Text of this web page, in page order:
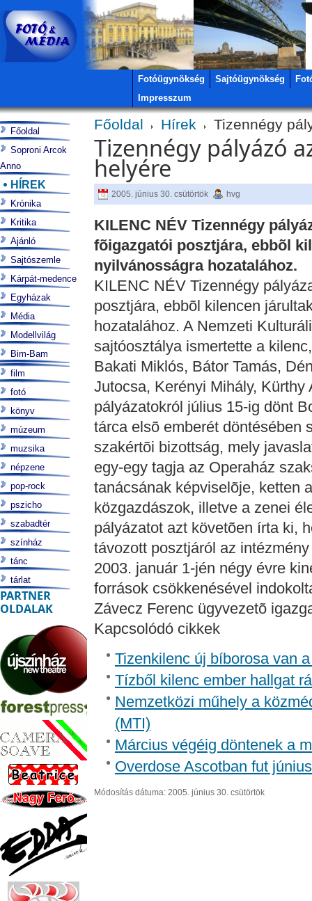
Fotóügynökség Sajtóügynökség
Impresszum
Főoldal Hírek Tizennégy
Tizennégy pályázó
helyére
2005. június 30. csütörtök hvg
KILENC NÉV Tizennégy
fõigazgatói posztjára, ebbõl
nyilvánosságra hozatalához.
KILENC NÉV Tizennégy
posztjára, ebbõl kilencen
hozatalához. A Nemzeti
sajtóosztálya ismertette a
Bakati Miklós, Bátor Tamás,
Jutocsa, Kerényi Mihály,
pályázatokról július 15-ig dönt
tárca elsõ emberét döntésében
szakértõi bizottság, mely
egy-egy tagja az Operaház
tanácsának képviselõje, ketten
közgazdászok, illetve a zenei
pályázatot azt követõen írta ki,
távozott posztjáról az
2003. január 1-jén négy évre
források csökkenésével
Závecz Ferenc ügyvezetõ
Kapcsolódó cikkek
Tizenkilenc új bíborosa van
Tízből kilenc ember hallgat
Nemzetközi műhely a
(MTI)
Március végéig döntenek a
Overdose Ascotban fut
Módosítás dátuma: 2005. június 30. csütörtök
Főoldal
Soproni Arcok
Anno
HÍREK
Krónika
Kritika
Ajánló
Sajtószemle
Kárpát-medence
Egyházak
Média
Modellvilág
Bim-Bam
film
fotó
könyv
múzeum
muzsika
népzene
pop-rock
pszicho
szabadtér
színház
tánc
tárlat
PARTNER
OLDALAK